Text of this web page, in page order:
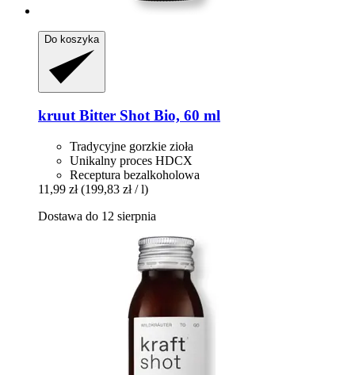
Do koszyka
kruutBitter Shot Bio, 60 ml
Tradycyjne gorzkie zioła
Unikalny proces HDCX
Receptura bezalkoholowa
11,99 zł (199,83 zł / l)
Dostawa do 12 sierpnia